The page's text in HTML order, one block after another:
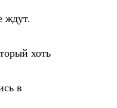
ждут.
хоть
в